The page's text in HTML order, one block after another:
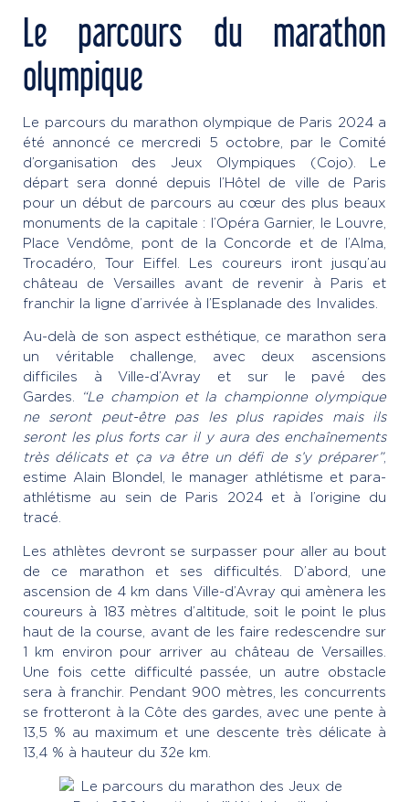
Le parcours du marathon
olympique
Le parcours du marathon olympique de Paris 2024 a
été annoncé ce mercredi 5 octobre, par le Comité
d’organisation des Jeux Olympiques (Cojo). Le
départ sera donné depuis l’Hôtel de ville de Paris
pour un début de parcours au cœur des plus beaux
monuments de la capitale : l’Opéra Garnier, le Louvre,
Place Vendôme, pont de la Concorde et de l’Alma,
Trocadéro, Tour Eiffel. Les coureurs iront jusqu’au
château de Versailles avant de revenir à Paris et
franchir la ligne d’arrivée à l’Esplanade des Invalides.
Au-delà de son aspect esthétique, ce marathon sera
un véritable challenge, avec deux ascensions
difficiles à Ville-d’Avray et sur le pavé des
Gardes.
“Le champion et la championne olympique
ne seront peut-être pas les plus rapides mais ils
seront les plus forts car il y aura des enchaînements
très délicats et ça va être un défi de s’y préparer”,
estime Alain Blondel, le manager athlétisme et para-
athlétisme au sein de Paris 2024 et à l’origine du
tracé.
Les athlètes devront se surpasser pour aller au bout
de ce marathon et ses difficultés. D’abord, une
ascension de 4 km dans Ville-d’Avray qui amènera les
coureurs à 183 mètres d’altitude, soit le point le plus
haut de la course, avant de les faire redescendre sur
1 km environ pour arriver au château de Versailles.
Une fois cette difficulté passée, un autre obstacle
sera à franchir. Pendant 900 mètres, les concurrents
se frotteront à la Côte des gardes, avec une pente à
13,5 % au maximum et une descente très délicate à
13,4 % à hauteur du 32e km.